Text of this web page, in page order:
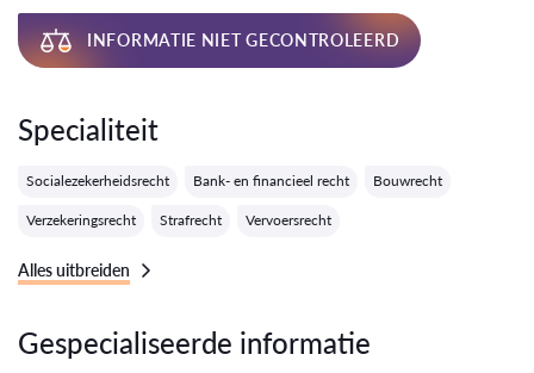
INFORMATIE NIET GECONTROLEERD
Specialiteit
Socialezekerheidsrecht Bank- en financieel recht Bouwrecht
Verzekeringsrecht Strafrecht Vervoersrecht
Alles uitbreiden
Gespecialiseerde informatie